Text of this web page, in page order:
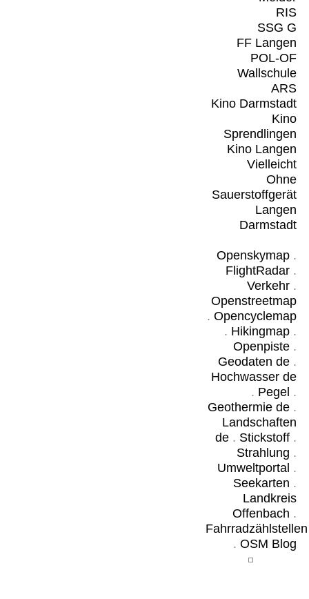
RIS
SSG G
FF Langen
POL-OF
Wallschule
ARS
Kino Darmstadt
Kino
Sprendlingen
Kino Langen
Vielleicht
Ohne
Sauerstoffgerät
Langen
Darmstadt
Openskymap.
FlightRadar.
Verkehr.
Openstreetmap
. Opencyclemap
. Hikingmap.
Openpiste.
Geodaten de.
Hochwasser de
. Pegel .
Geothermie de.
Landschaften
de. Stickstoff.
Strahlung .
Umweltportal .
Seekarten .
Landkreis
Offenbach .
Fahrradzählstellen
. OSM Blog